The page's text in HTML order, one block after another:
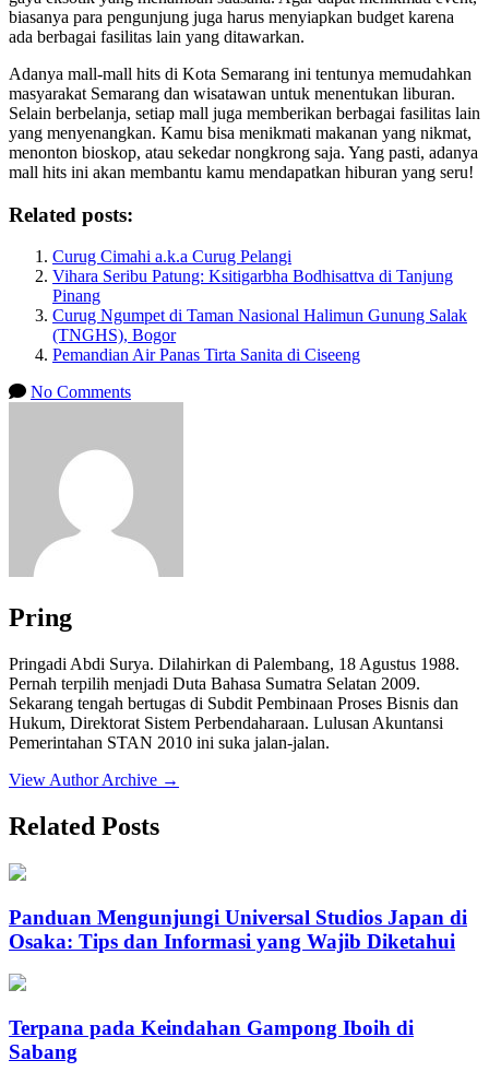
biasanya para pengunjung juga harus menyiapkan budget karena
ada berbagai fasilitas lain yang ditawarkan.
Adanya mall-mall hits di Kota Semarang ini tentunya memudahkan
masyarakat Semarang dan wisatawan untuk menentukan liburan.
Selain berbelanja, setiap mall juga memberikan berbagai fasilitas lain
yang menyenangkan. Kamu bisa menikmati makanan yang nikmat,
menonton bioskop, atau sekedar nongkrong saja. Yang pasti, adanya
mall hits ini akan membantu kamu mendapatkan hiburan yang seru!
Related posts:
Curug Cimahi a.k.a Curug Pelangi
Vihara Seribu Patung: Ksitigarbha Bodhisattva di Tanjung
Pinang
Curug Ngumpet di Taman Nasional Halimun Gunung Salak
(TNGHS), Bogor
Pemandian Air Panas Tirta Sanita di Ciseeng
No Comments
Pring
Pringadi Abdi Surya. Dilahirkan di Palembang, 18 Agustus 1988.
Pernah terpilih menjadi Duta Bahasa Sumatra Selatan 2009.
Sekarang tengah bertugas di Subdit Pembinaan Proses Bisnis dan
Hukum, Direktorat Sistem Perbendaharaan. Lulusan Akuntansi
Pemerintahan STAN 2010 ini suka jalan-jalan.
View Author Archive →
Related Posts
Panduan Mengunjungi Universal Studios Japan di
Osaka: Tips dan Informasi yang Wajib Diketahui
Terpana pada Keindahan Gampong Iboih di
Sabang